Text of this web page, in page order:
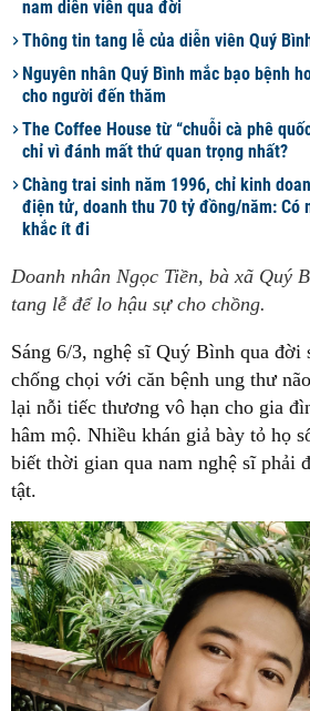
nam diễn viên qua đời
Thông tin tang lễ của diễn viên Quý
Nguyên nhân Quý Bình mắc bạo bệnh
cho người đến thăm
The Coffee House từ “chuỗi cà phê
chỉ vì đánh mất thứ quan trọng nhất?
Chàng trai sinh năm 1996, chỉ kinh
điện tử, doanh thu 70 tỷ đồng/năm:
khắc ít đi
Doanh nhân Ngọc Tiền, bà xã Quý
tang lễ để lo hậu sự cho chồng.
Sáng 6/3, nghệ sĩ Quý Bình qua đời
chống chọi với căn bệnh ung thư
lại nỗi tiếc thương vô hạn cho gia
hâm mộ. Nhiều khán giả bày tỏ họ
biết thời gian qua nam nghệ sĩ phải
tật.